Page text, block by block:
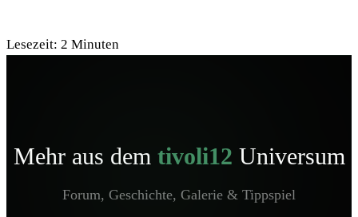
Lesezeit: 2 Minuten
Mehr aus dem tivoli12 Universum
Forum, Geschichte, Galerie & Tippspiel